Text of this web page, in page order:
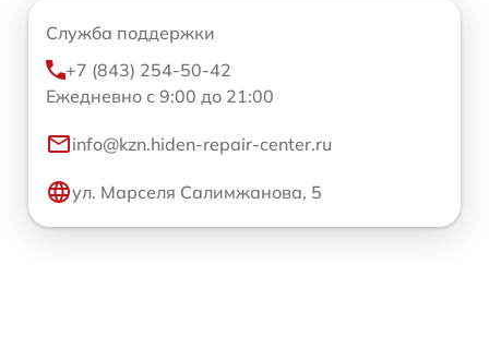
Служба поддержки
+7 (843) 254-50-42
Ежедневно с 9:00 до 21:00
info@kzn.hiden-repair-center.ru
ул. Марселя Салимжанова, 5